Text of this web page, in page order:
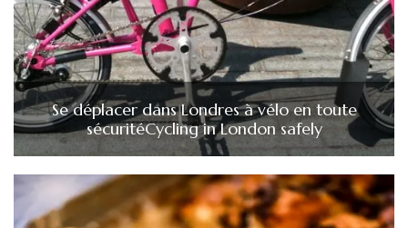
Se déplacer dans Londres à vélo en toute
sécuritéCycling in London safely